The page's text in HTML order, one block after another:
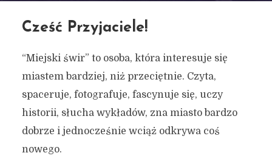
Cześć Przyjaciele!
“Miejski świr” to osoba, która interesuje się
miastem bardziej, niż przeciętnie. Czyta,
spaceruje, fotografuje, fascynuje się, uczy
historii, słucha wykładów, zna miasto bardzo
dobrze i jednocześnie wciąż odkrywa coś
nowego.